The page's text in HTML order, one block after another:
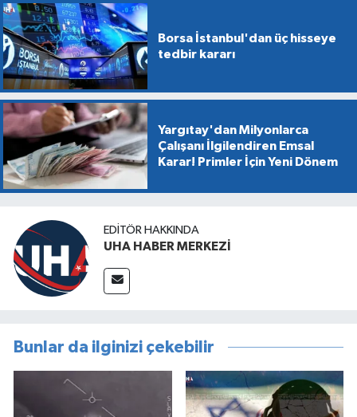
Borsa İstanbul'dan üç hisseye
tedbir kararı
Yargıtay'dan Milyonlarca
Çalışanı İlgilendiren Emsal
Karar! Primler İçin Yeni Dönem
EDITÖR HAKKINDA
UHA HABER MERKEZİ
Bunlar da ilginizi çekebilir